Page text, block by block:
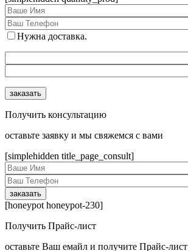
Нужна доставка.
Получить консультацию
оcтавьте заявку и мы свяжемся с вами
[simplehidden title_page_consult]
[honeypot honeypot-230]
Получить Прайс-лист
оcтавьте Ваш емайл и получите Прайс-лист